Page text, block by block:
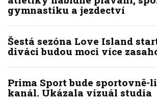
gymnastiku a jezdectví
Šestá sezóna Love Island
diváci budou moci více
Prima Sport bude
kanál. Ukázala vizuál studia